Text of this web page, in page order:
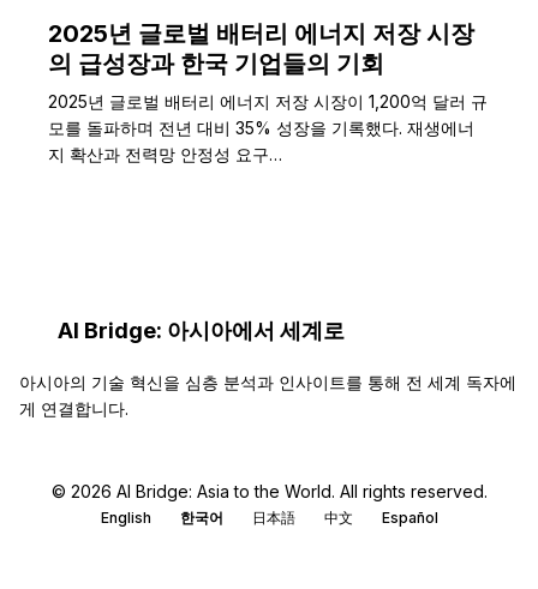
2025년 글로벌 배터리 에너지 저장 시장
의 급성장과 한국 기업들의 기회
2025년 글로벌 배터리 에너지 저장 시장이 1,200억 달러 규
모를 돌파하며 전년 대비 35% 성장을 기록했다. 재생에너
지 확산과 전력망 안정성 요구…
AI Bridge: 아시아에서 세계로
아시아의 기술 혁신을 심층 분석과 인사이트를 통해 전 세계 독자에
게 연결합니다.
© 2026 AI Bridge: Asia to the World. All rights reserved.
English 한국어 日本語 中文 Español